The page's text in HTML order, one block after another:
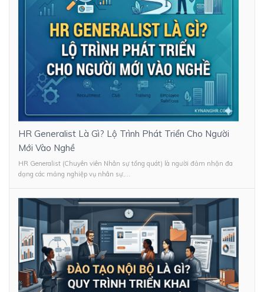
HR Generalist Là Gì? Lộ Trình Phát Triển Cho Người
Mới Vào Nghề
HR Generalist (Chuyên viên Nhân sự tổng quát) là người đảm nhận đa
dạng các mảng nghiệp vụ nhân sự,...